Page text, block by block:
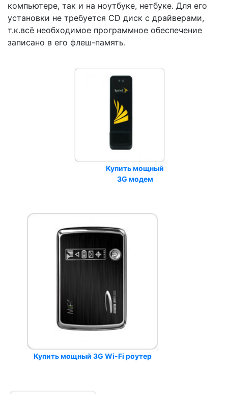
компьютере, так и на ноутбуке, нетбуке. Для его
установки не требуется CD диск с драйверами,
т.к.всё необходимое программное обеспечение
записано в его флеш-память.
Купить мощный
3G модем
Купить мощный 3G Wi-Fi роутер